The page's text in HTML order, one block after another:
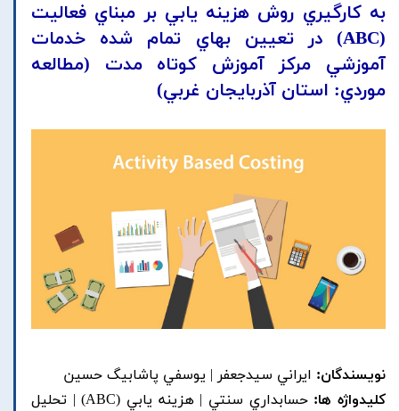
به کارگيري روش هزينه يابي بر مبناي فعاليت
(ABC) در تعيين بهاي تمام شده خدمات
آموزشي مرکز آموزش کوتاه مدت (مطالعه
موردي: استان آذربايجان غربي)
نویسندگان: ايراني سيدجعفر | يوسفي پاشابيگ حسين
کلیدواژه ها:
حسابداري سنتي | هزينه يابي (ABC) | تحليل